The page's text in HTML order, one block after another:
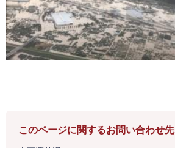
このページに関するお問い合わせ先